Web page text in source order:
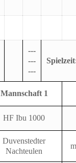
---
---
---
Mannschaft 1
HF Ibu 1000
Duvenstedter
Nachteulen